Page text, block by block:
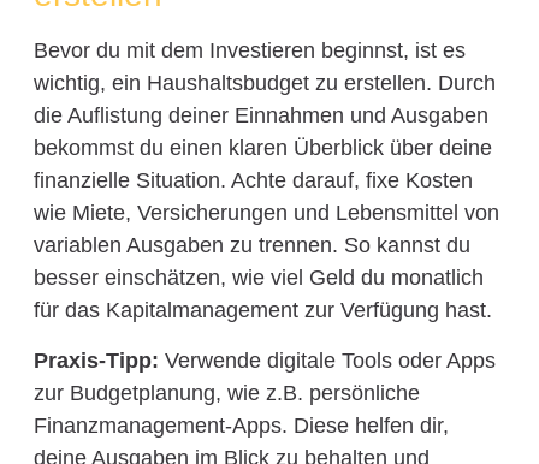
Bevor du mit dem Investieren beginnst, ist es
wichtig, ein Haushaltsbudget zu erstellen. Durch
die Auflistung deiner Einnahmen und Ausgaben
bekommst du einen klaren Überblick über deine
finanzielle Situation. Achte darauf, fixe Kosten
wie Miete, Versicherungen und Lebensmittel von
variablen Ausgaben zu trennen. So kannst du
besser einschätzen, wie viel Geld du monatlich
für das Kapitalmanagement zur Verfügung hast.
Praxis-Tipp: Verwende digitale Tools oder Apps
zur Budgetplanung, wie z.B. persönliche
Finanzmanagement-Apps. Diese helfen dir,
deine Ausgaben im Blick zu behalten und